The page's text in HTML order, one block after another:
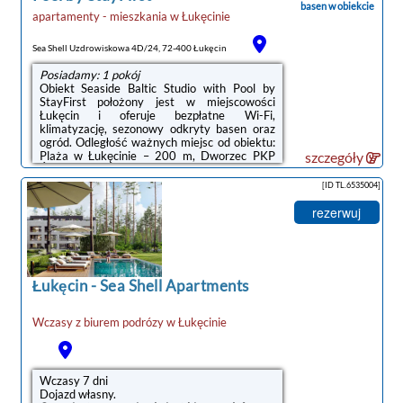
apartamenty - mieszkania wŁukęcinie
Sea Shell Uzdrowiskowa 4D/24, 72-400 Łukęcin
Posiadamy: 1 pokój
Obiekt Seaside Baltic Studio with Pool by
StayFirst położony jest w miejscowości
Łukęcin i oferuje bezpłatne Wi-Fi,
klimatyzację, sezonowy odkryty basen oraz
ogród. Odległość ważnych miejsc od obiektu:
Plaża w Łukęcinie – 200 m, Dworzec PKP
Świnoujście – 50 km. Na terenie obiektu
dostępny jest prywatny parking.W
apartamencie zapewniono aneks kuchenny z
lodówką, płytą kuchenną i czajnikiem. W
apartamencie zapewniono ręczniki i
pościel.Obiekt Seaside Baltic Studio with Pool
by StayFirst oferuje plac zabaw.Odległość
ważnych miejsc od obiektu: Promenada
Gwiazd w Międzyzdrojach ...
basen w obiekcie
szczegóły
Łukęcin-Sea Shell Apartments
Wczasy z biurem podrózy wŁukęcinie
Wczasy 7 dni
Dojazd własny.
[ID TL.6535004]
rezerwuj